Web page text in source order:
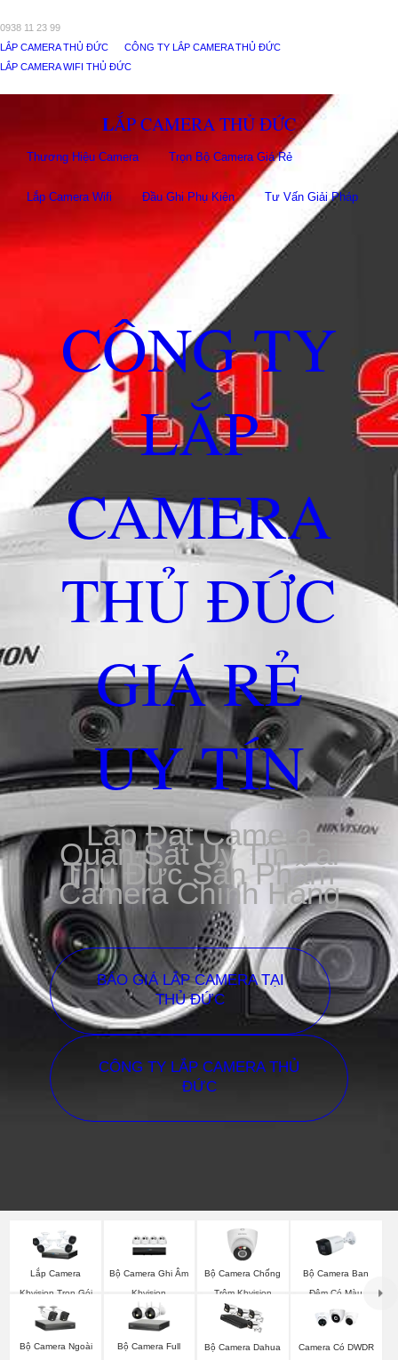
0938 11 23 99
LẮP CAMERA THỦ ĐỨC
CÔNG TY LẮP CAMERA THỦ ĐỨC
LẮP CAMERA WIFI THỦ ĐỨC
LẮP CAMERA THỦ ĐỨC
Thương Hiệu Camera Trọn Bộ Camera Giá Rẻ
Lắp Camera Wifi Đầu Ghi Phụ Kiên Tư Vấn Giải Pháp
CÔNG TY
LẮP
CAMERA
THỦ ĐỨC
GIÁ RẺ
UY TÍN
Lắp Đặt Camera
Quan Sát Uy Tín Tại
Thủ Đức Sản Phẩm
Camera Chính Hãng
BÁO GIÁ LẮP CAMERA TẠI
THỦ ĐỨC
CÔNG TY LẮP CAMERA THỦ
ĐỨC
Lắp Camera
Kbvision Trọn Gói
Bộ Camera Ghi Âm
Kbvision
Bộ Camera Chống
Trộm Kbvision
Bộ Camera Ban
Đêm Có Màu
Kbvision
Bộ Camera Ngoài
Bộ Camera Full
Bộ Camera Dahua
Camera Có DWDR